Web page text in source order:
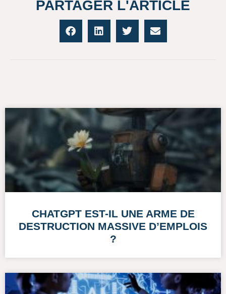
En savoir plus
PARTAGER L'ARTICLE
CHATGPT EST-IL UNE ARME DE
DESTRUCTION MASSIVE D’EMPLOIS
?